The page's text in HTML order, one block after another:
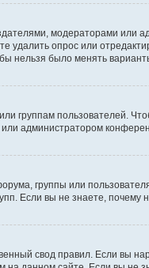
модераторами
удалить опрос или
нельзя было менять
группам пользователей.
администратором
группы или
Если вы не знаете,
свод правил. Если вы